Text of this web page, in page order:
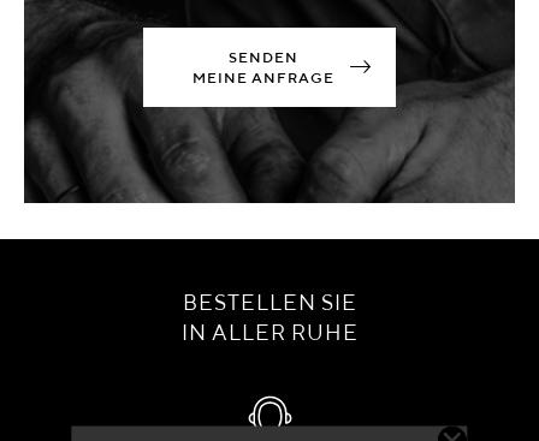
SENDEN
MEINE ANFRAGE
BESTELLEN SIE
IN ALLER RUHE